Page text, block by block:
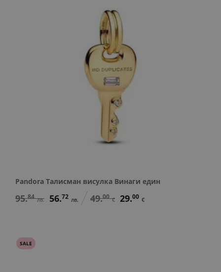
Pandora Талисман висулка Винаги един
95.84 лв. 56.72 лв. 49.00 € 29.00 €
SALE